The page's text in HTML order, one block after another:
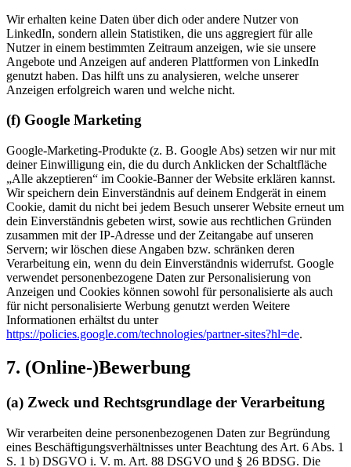
Wir erhalten keine Daten über dich oder andere Nutzer von
LinkedIn, sondern allein Statistiken, die uns aggregiert für alle
Nutzer in einem bestimmten Zeitraum anzeigen, wie sie unsere
Angebote und Anzeigen auf anderen Plattformen von LinkedIn
genutzt haben. Das hilft uns zu analysieren, welche unserer
Anzeigen erfolgreich waren und welche nicht.
(f) Google Marketing
Google-Marketing-Produkte (z. B. Google Abs) setzen wir nur mit
deiner Einwilligung ein, die du durch Anklicken der Schaltfläche
„Alle akzeptieren“ im Cookie-Banner der Website erklären kannst.
Wir speichern dein Einverständnis auf deinem Endgerät in einem
Cookie, damit du nicht bei jedem Besuch unserer Website erneut um
dein Einverständnis gebeten wirst, sowie aus rechtlichen Gründen
zusammen mit der IP-Adresse und der Zeitangabe auf unseren
Servern; wir löschen diese Angaben bzw. schränken deren
Verarbeitung ein, wenn du dein Einverständnis widerrufst. Google
verwendet personenbezogene Daten zur Personalisierung von
Anzeigen und Cookies können sowohl für personalisierte als auch
für nicht personalisierte Werbung genutzt werden Weitere
Informationen erhältst du unter
https://policies.google.com/technologies/partner-sites?hl=de.
7. (Online-)Bewerbung
(a) Zweck und Rechtsgrundlage der Verarbeitung
Wir verarbeiten deine personenbezogenen Daten zur Begründung
eines Beschäftigungsverhältnisses unter Beachtung des Art. 6 Abs. 1
S. 1 b) DSGVO i. V. m. Art. 88 DSGVO und § 26 BDSG. Die